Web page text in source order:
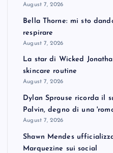
August 7, 2026
Bella Thorne: mi sto
respirare
August 7, 2026
La star di Wicked
skincare routine
August 7, 2026
Dylan Sprouse ricorda il
Palvin, degno di una
August 7, 2026
Shawn Mendes
Marquezine sui social